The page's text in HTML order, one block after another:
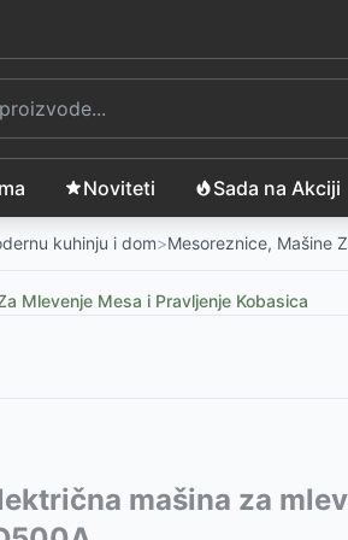
Noviteti Sada na Akciji
kuhinju i dom>Mesoreznice, Mašine
Mlevenje Mesa i Pravljenje Kobasica
5299RSD
MG1303TS
-7799RSD
mašina za